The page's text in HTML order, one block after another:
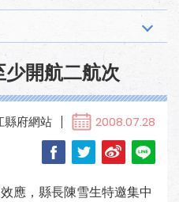
少開航二航次
縣府網站 2008.07.28
應，縣長陳雪生特邀集中